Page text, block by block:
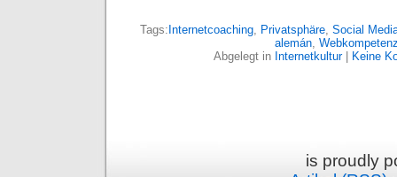
Tags: Internetcoaching Privatsphäre Social
alemán
Abgelegt in Internetkultur| Keine
is proudly